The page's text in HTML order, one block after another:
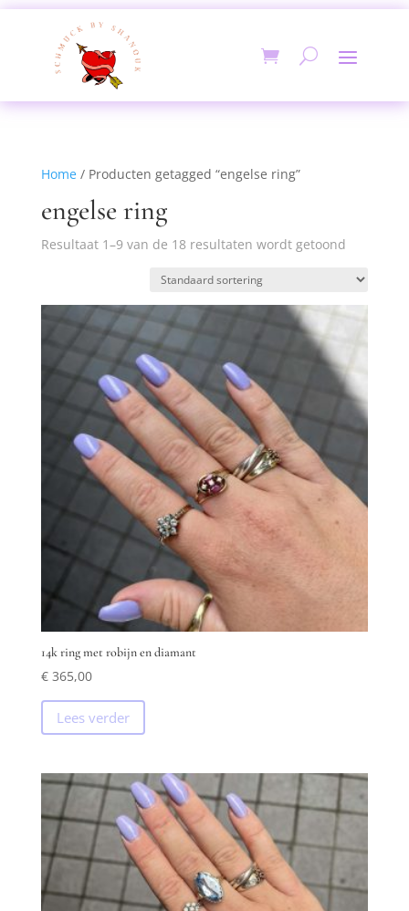
Home/ Producten getagged “engelse ring”
engelse ring
Resultaat 1–9 van de 18 resultaten wordt getoond
14k ring met robijn en diamant
€365,00
Lees verder